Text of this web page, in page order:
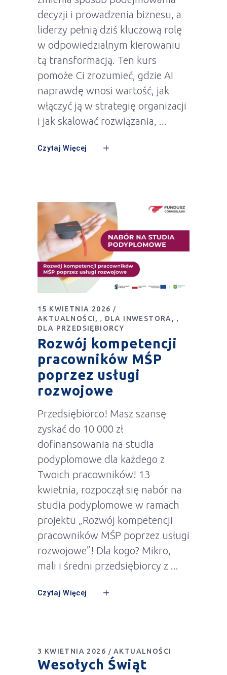
decyzji i prowadzenia biznesu, a
liderzy pełnią dziś kluczową rolę
w odpowiedzialnym kierowaniu
tą transformacją. Ten kurs
pomoże Ci zrozumieć, gdzie AI
naprawdę wnosi wartość, jak
włączyć ją w strategię organizacji
i jak skalować rozwiązania,
Czytaj Więcej
15 KWIETNIA 2026
AKTUALNOŚCI
, DLA INWESTORA ,
DLA PRZEDSIĘBIORCY
Rozwój kompetencji
pracowników MŚP
poprzez usługi
rozwojowe
Przedsiębiorco! Masz szansę
zyskać do 10 000 zł
dofinansowania na studia
podyplomowe dla każdego z
Twoich pracowników! 13
kwietnia, rozpoczął się nabór na
studia podyplomowe w ramach
projektu „Rozwój kompetencji
pracowników MŚP poprzez usługi
rozwojowe”! Dla kogo? Mikro,
mali i średni przedsiębiorcy z
Czytaj Więcej
3 KWIETNIA 2026 AKTUALNOŚCI
Wesołych Świąt